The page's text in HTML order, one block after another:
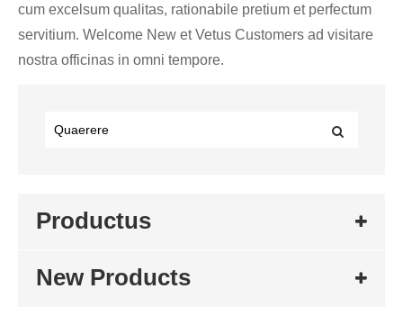
cum excelsum qualitas, rationabile pretium et perfectum
servitium. Welcome New et Vetus Customers ad visitare
nostra officinas in omni tempore.
Productus
New Products